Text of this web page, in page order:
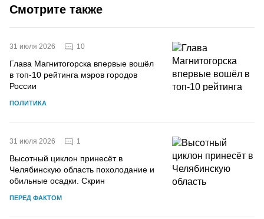
Смотрите также
31 июля 2026 10
Глава Магнитогорска впервые вошёл
в топ-10 рейтинга мэров городов
России
ПОЛИТИКА
31 июля 2026 1
Высотный циклон принесёт в
Челябинскую область похолодание и
обильные осадки. Скрин
ПЕРЕД ФАКТОМ